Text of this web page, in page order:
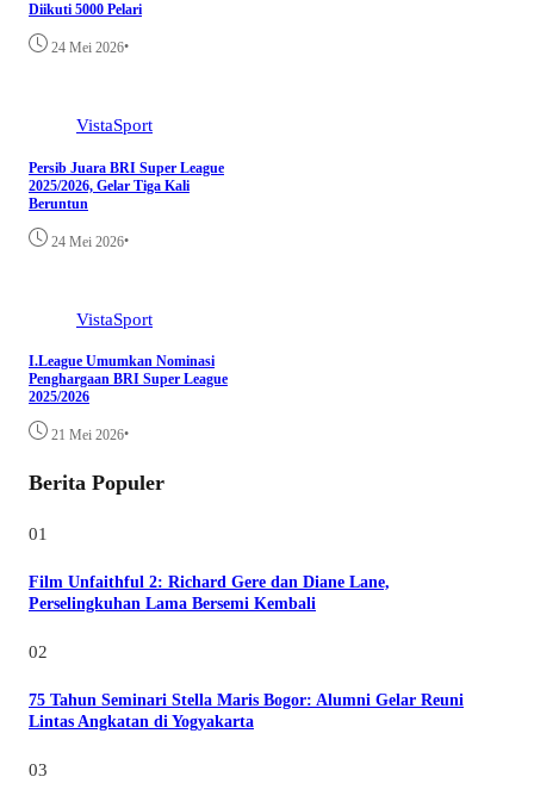
Diikuti 5000 Pelari
24 Mei 2026•
VistaSport
Persib Juara BRI Super League
2025/2026, Gelar Tiga Kali
Beruntun
24 Mei 2026•
VistaSport
I.League Umumkan Nominasi
Penghargaan BRI Super League
2025/2026
21 Mei 2026•
Berita Populer
01
Film Unfaithful 2: Richard Gere dan Diane Lane,
Perselingkuhan Lama Bersemi Kembali
02
75 Tahun Seminari Stella Maris Bogor: Alumni Gelar Reuni
Lintas Angkatan di Yogyakarta
03